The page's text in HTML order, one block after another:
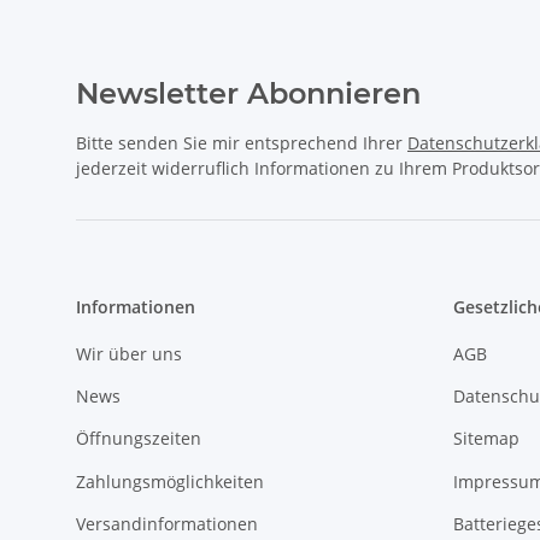
Newsletter Abonnieren
Bitte senden Sie mir entsprechend Ihrer
jederzeit widerruflich Informationen zu Ihrem
Informationen
Wir über uns
News
Öffnungszeiten
Zahlungsmöglichkeiten
Versandinformationen
AGB
Sitemap